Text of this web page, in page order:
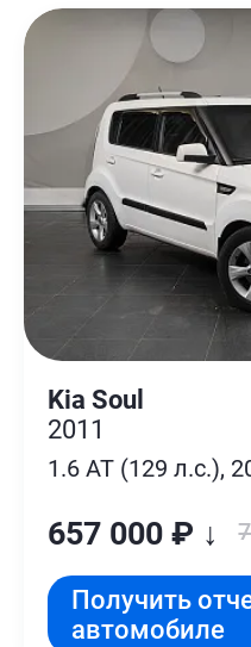
Kia Soul
2011
1.6 AT (129 л.с.),
657 000 ₽ ↓
Получить
автомобиле